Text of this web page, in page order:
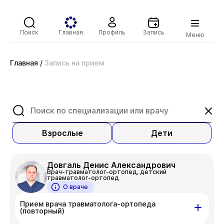
Поиск Главная Профиль Запись Меню
Главная / Запись на прием
Взрослые Дети
Довгаль Денис Александрович
Врач-травматолог-ортопед, детский
травматолог-ортопед
О враче
Прием врача травматолога-ортопеда
(повторный)